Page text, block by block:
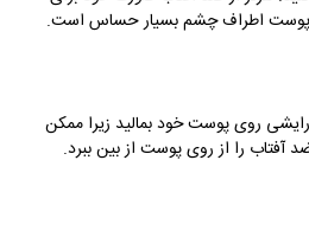
پوست اطراف چشم بسیار حساس است.
روی پوست خود بمالید زیرا ممکن
آفتاب را از روی پوست از بین ببرد.